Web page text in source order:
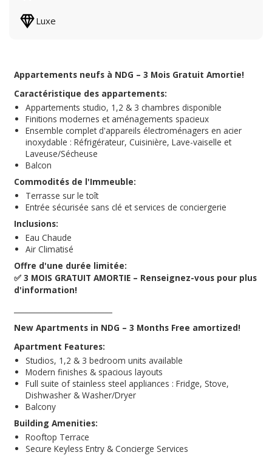
Luxe
Appartements neufs à NDG – 3 Mois Gratuit Amortie!
Caractéristique des appartements:
Appartements studio, 1,2 & 3 chambres disponible
Finitions modernes et aménagements spacieux
Ensemble complet d'appareils électroménagers en acier
inoxydable : Réfrigérateur, Cuisinière, Lave-vaiselle et
Laveuse/Sécheuse
Balcon
Commodités de l'Immeuble:
Terrasse sur le toît
Entrée sécurisée sans clé et services de conciergerie
Inclusions:
Eau Chaude
Air Climatisé
Offre d'une durée limitée:
✅ 3 MOIS GRATUIT AMORTIE – Renseignez-vous pour plus
d'information!
New Apartments in NDG – 3 Months Free amortized!
Apartment Features:
Studios, 1,2 & 3 bedroom units available
Modern finishes & spacious layouts
Full suite of stainless steel appliances : Fridge, Stove,
Dishwasher & Washer/Dryer
Balcony
Building Amenities:
Rooftop Terrace
Secure Keyless Entry & Concierge Services